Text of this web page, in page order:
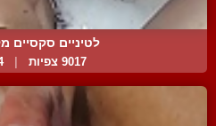
לטיניים סקסיים
9017 צפיות 4